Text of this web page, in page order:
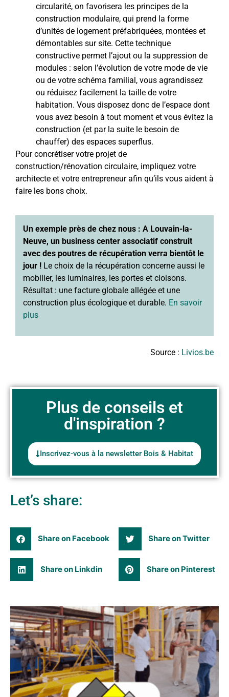
circularité, on favorisera les principes de la
construction modulaire, qui prend la forme
d’unités de logement préfabriquées, montées et
démontables sur site. Cette technique
constructive permet l’ajout ou la suppression de
modules : selon l’évolution de votre mode de vie
ou de votre schéma familial, vous agrandissez
ou réduisez facilement la taille de votre
habitation. Vous disposez donc de l’espace dont
vous avez besoin à tout moment et vous évitez la
construction (et par la suite le besoin de
chauffer) des espaces superflus.
Pour concrétiser votre projet de
construction/rénovation circulaire, impliquez votre
architecte et votre entrepreneur afin qu’ils vous aident à
faire les bons choix.
Un exemple près de chez nous : A Louvain-la-
Neuve, un business center associatif construit
avec des poutres de récupération verra bientôt le
jour ! Le choix de la récupération concerne aussi le
mobilier, les luminaires, les portes et cloisons.
Résultat : une facture globale allégée et une
construction plus écologique et durable. En savoir
plus
Source : Livios.be
Plus de conseils et
d'inspiration ?
Inscrivez-vous à la newsletter Bois & Habitat
Let’s share:
Share on Facebook Share on Twitter
Share on Linkdin Share on Pinterest